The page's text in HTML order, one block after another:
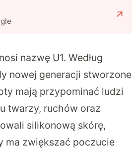
nazwę U1. Według
nowej generacji stworzone
mają przypominać ludzi
twarzy, ruchów oraz
silikonową skórę,
ma zwiększać poczucie